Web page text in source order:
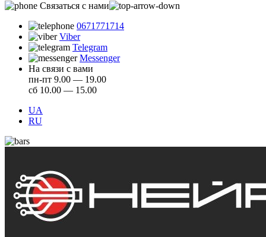
Связаться с нами
0671771714
Viber
Telegram
Messenger
На связи с вами
пн-пт 9.00 — 19.00
сб 10.00 — 15.00
UA
RU